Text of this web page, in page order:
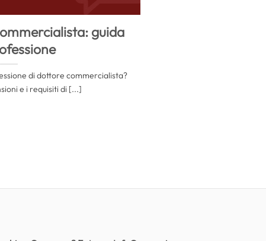
guida
di dottore commercialista?
e i requisiti di [...]